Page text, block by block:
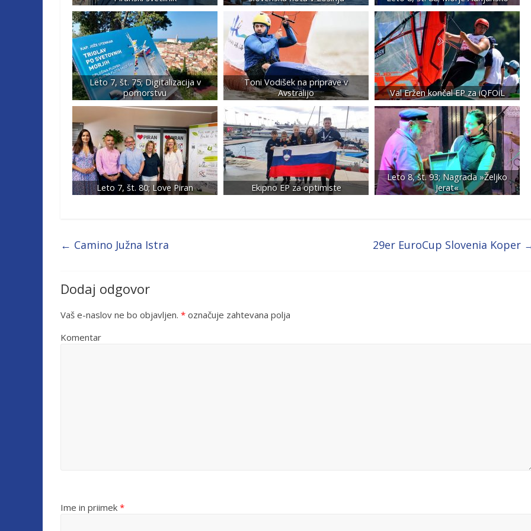
Leto 7, št. 75; Digitalizacija v
pomorstvu
Toni Vodišek na priprave v
Avstralijo
Val Eržen končal EP za iQFOiL
Leto 7, št. 80; Love Piran Ekipno EP za optimiste
Leto 8, št. 93; Nagrada »Željko
Jerat«
← Camino Južna Istra 29er EuroCup Slovenia Koper
Dodaj odgovor
Vaš e-naslov ne bo objavljen. * označuje zahtevana polja
Komentar
Ime in priimek *